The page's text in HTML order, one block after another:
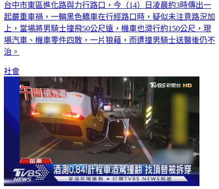
台中市東區進化路與力行路口，今（14）日凌晨約3時傳出一
起嚴重車禍，一輛黑色轎車在行經路口時，疑似未注意路況加
上，當場將男騎士撞飛50公尺遠，機車也滑行約150公尺，現
場汽車、機車零件四散，一片狼藉，而遭撞男騎士送醫後仍不
治。
社會